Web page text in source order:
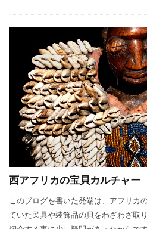
西アフリカの宝貝カルチャー
このブログを書いた発端は、アフリカ
ていた民具や装飾品の貝をわざわざ取